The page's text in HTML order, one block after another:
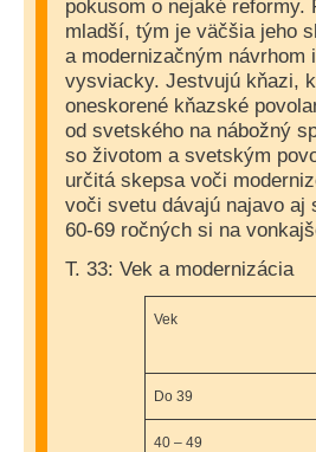
pokusom o nejaké
mladší, tým je väčšia jeho
a modernizačným
vysviacky. Jestvujú kňazi,
oneskorené kňazské
od svetského na nábožný
so životom a svetským
určitá skepsa voči
voči svetu dávajú najavo aj
60-69 ročných si na
T. 33: Vek a modernizácia
Vek
Do 39
40 – 49